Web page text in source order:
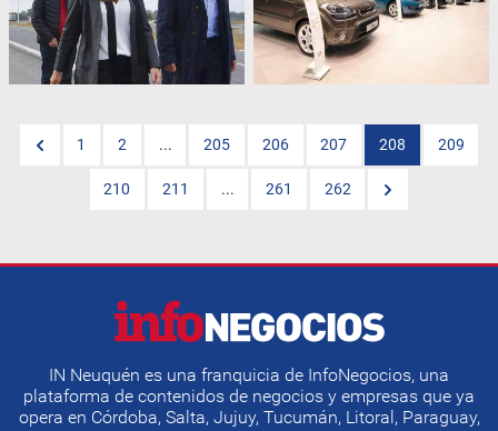
1 2 ... 205 206 207 208 209
210 211 ... 261 262
IN Neuquén es una franquicia de InfoNegocios, una
plataforma de contenidos de negocios y empresas que ya
opera en Córdoba, Salta, Jujuy, Tucumán, Litoral, Paraguay,